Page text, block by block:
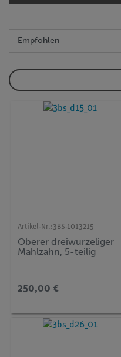
Artikel-Nr.:3BS-1013215
Oberer dreiwurzeliger
Mahlzahn, 5-teilig
250,00 €